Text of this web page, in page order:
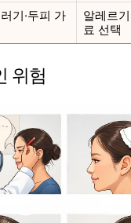
기·두피 가
알레르
료 선택
위험